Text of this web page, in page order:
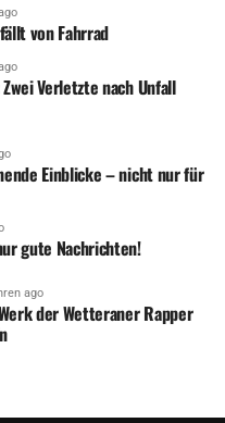
von Fahrrad
Verletzte nach Unfall
Einblicke – nicht nur für
gute Nachrichten!
ago
der Wetteraner Rapper